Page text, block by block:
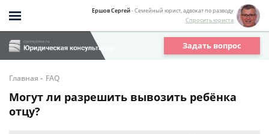
Ершов Сергей- Семейный юрист, адвокат по разводу
Спросить юриста
Задать вопрос
Главная - FAQ
Могут ли разрешить вывозить ребёнка
отцу?